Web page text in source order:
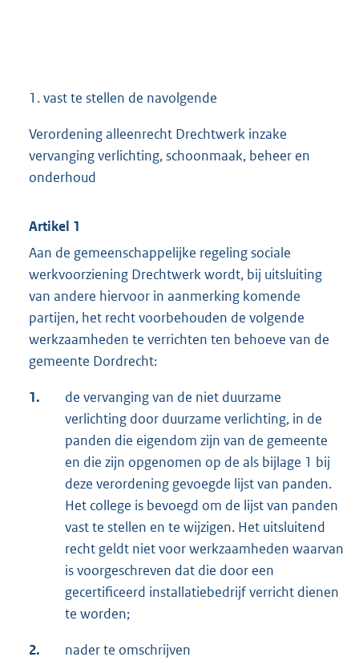
1. vast te stellen de navolgende
Verordening alleenrecht Drechtwerk inzake
vervanging verlichting, schoonmaak, beheer en
onderhoud
Artikel 1
Aan de gemeenschappelijke regeling sociale
werkvoorziening Drechtwerk wordt, bij uitsluiting
van andere hiervoor in aanmerking komende
partijen, het recht voorbehouden de volgende
werkzaamheden te verrichten ten behoeve van de
gemeente Dordrecht:
1.
de vervanging van de niet duurzame
verlichting door duurzame verlichting, in de
panden die eigendom zijn van de gemeente
en die zijn opgenomen op de als bijlage 1 bij
deze verordening gevoegde lijst van panden.
Het college is bevoegd om de lijst van panden
vast te stellen en te wijzigen. Het uitsluitend
recht geldt niet voor werkzaamheden waarvan
is voorgeschreven dat die door een
gecertificeerd installatiebedrijf verricht dienen
te worden;
2.
nader te omschrijven